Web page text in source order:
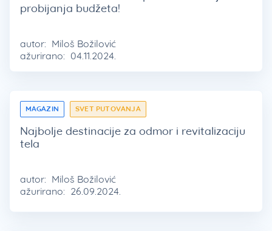
probijanja budžeta!
autor: Miloš Božilović
ažurirano: 04.11.2024.
MAGAZIN SVET PUTOVANJA
Najbolje destinacije za odmor i revitalizaciju
tela
autor: Miloš Božilović
ažurirano: 26.09.2024.